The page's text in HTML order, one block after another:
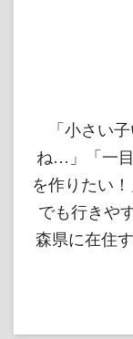
「小さい
ね…」「一
を作りたい
でも行きや
森県に在住